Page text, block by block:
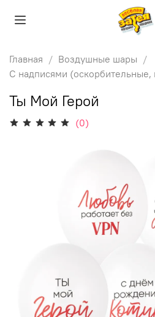
Главная Воздушные шары
С надписями
Ты Мой Герой
(0)